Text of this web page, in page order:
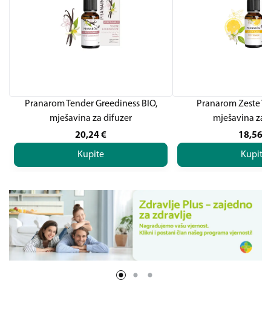
Pranarom Tender Greediness BIO,
mješavina za difuzer
20,24€
Kupite
Pranarom Zeste
mješavina za
18,56
Kupite